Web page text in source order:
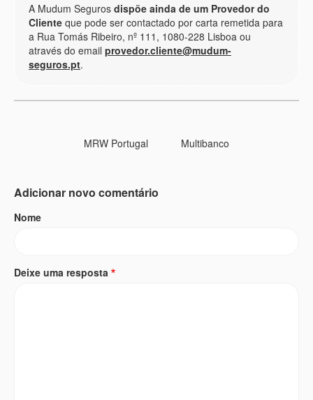
A Mudum Seguros dispõe ainda de um Provedor do
Cliente que pode ser contactado por carta remetida para
a Rua Tomás Ribeiro, nº 111, 1080-228 Lisboa ou
através do email provedor.cliente@mudum-
seguros.pt.
MRW Portugal Multibanco
Adicionar novo comentário
Nome
Deixe uma resposta